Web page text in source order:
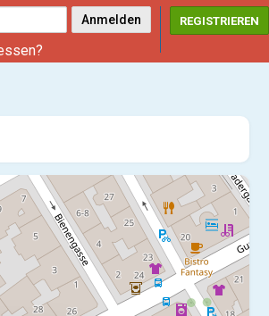
REGISTRIEREN